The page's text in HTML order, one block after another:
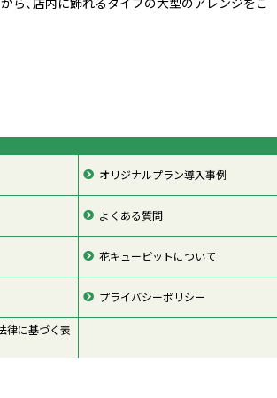
オリジナルプラン導入事例
よくある質問
花キューピットについて
プライバシーポリシー
律に基づく表